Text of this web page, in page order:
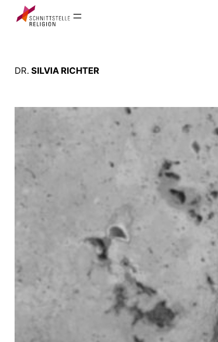
Inhalt
DR. SILVIA RICHTER